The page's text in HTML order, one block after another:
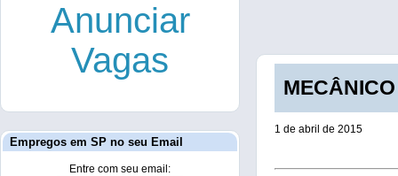
1 de abril de 2015
Anunciar
Vagas
Empregos em SP no seu Email
Entre com seu email: